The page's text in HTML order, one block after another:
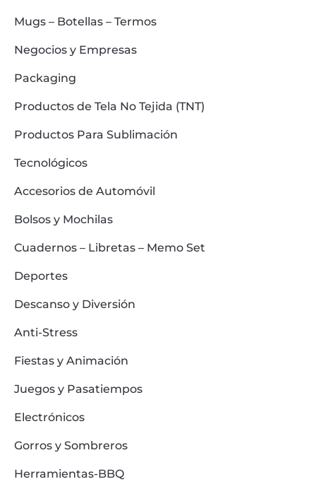
Mugs – Botellas – Termos
Negocios y Empresas
Packaging
Productos de Tela No Tejida (TNT)
Productos Para Sublimación
Tecnológicos
Accesorios de Automóvil
Bolsos y Mochilas
Cuadernos – Libretas – Memo Set
Deportes
Descanso y Diversión
Anti-Stress
Fiestas y Animación
Juegos y Pasatiempos
Electrónicos
Gorros y Sombreros
Herramientas-BBQ